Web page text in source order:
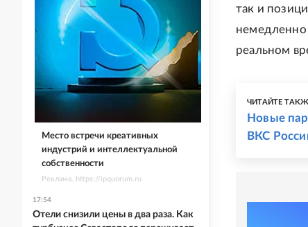
так и
немедленно
реальном
ЧИТАЙТЕ
Новые
ВКС
Место встречи креативных
индустрий и интеллектуальной
собственности
Реклама. https://ipquorum.ru
17:54
Отели снизили цены в два раза. Как